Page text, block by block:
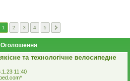
1 2 3 4 5
Оголошення
та технологічне велосипедне
11:40